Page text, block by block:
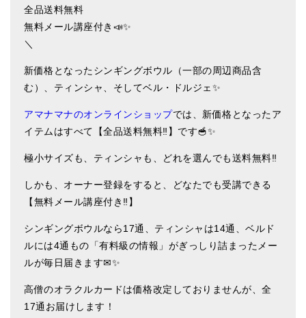
プレミアム・ティンシャ（L・M）
ベーシック・ティンシャ（4種）
ティンシャケース
チベット・真マントラ香
お香定期購入（ラクとくサブスク）
シンギングボウル入門本・CD
アウトレット
オリジナルグッズ
神々とつながるジュエリー
ヒーリング・マンダラポスター
全品送料無料
無料メール講座付き📣✨
＼
新価格となったシンギングボウル（一部の周辺商品含
む）、ティンシャ、そしてベル・ドルジェ✨
アマナマナのオンラインショップでは、新価格となったア
イテムはすべて【全品送料無料‼】です🥣✨
極小サイズも、ティンシャも、どれを選んでも送料無料‼
しかも、オーナー登録をすると、どなたでも受講できる
【無料メール講座付き‼】
シンギングボウルなら17通、ティンシャは14通、ベルド
ルには4通もの「有料級の情報」がぎっしり詰まったメー
ルが毎日届きます✉✨
高僧のオラクルカードは価格改定しておりませんが、全
17通お届けします！